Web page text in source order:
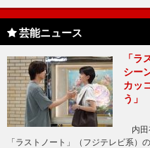
芸能ニュース
「ラ
シー
カッ
う」
内田
「ラストノート」（フジテレビ系）